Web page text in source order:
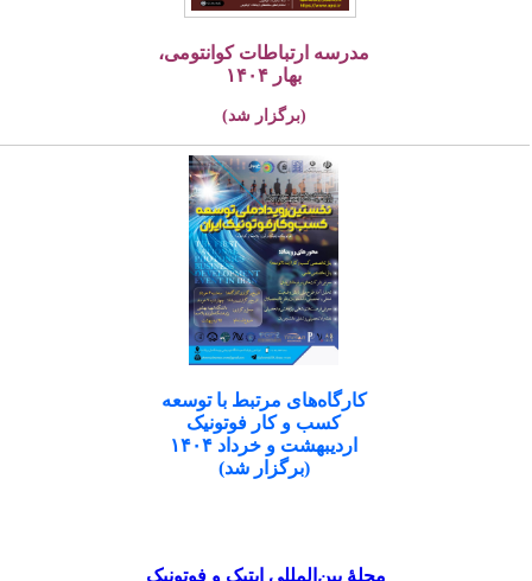
مدرسه ارتباطات کوانتومی،
بهار ۱۴۰۴
(برگزار شد)
کارگاه‌های مرتبط با توسعه
کسب و کار فوتونیک
اردیبهشت و خرداد ۱۴۰۴
(برگزار شد)
مجلۀ بین‌المللی اپتیک و فوتونیک